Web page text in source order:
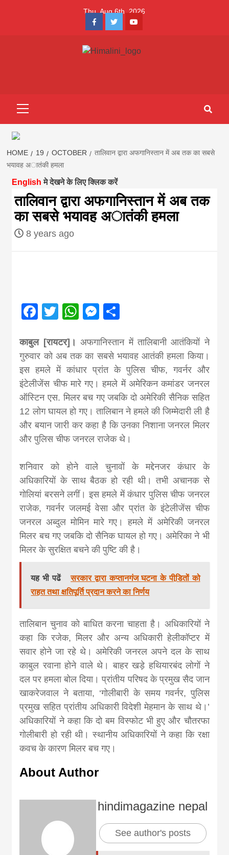
Thu. Aug 6th, 2026
FacebookTwitterYoutube
hindi
||madhesh
first hindi
magazine of
Nepal brings
from
news,
khabar
HOME 19 OCTOBER
तालिवान द्वारा अफगानिस्तान में अब तक का सबसे
भयावह अातंकी हमला
English मे देखने के लिए क्लिक करें
तालिवान द्वारा अफगानिस्तान में अब तक
का सबसे भयावह अातंकी हमला
8 years ago
Facebook
TwitterWhatsApp
Messenger
काबुल [रायटर]। अफगानिस्तान में तालिबानी आतंकियों ने
गुरुवार को अब तक का सबसे भयावह आतंकी हमला किया।
इस हमले में कांधार प्रांत के पुलिस चीफ, गवर्नर और
इंटेलीजेंस चीफ मारे गए। हमले में अमेरिकन कमांडर जनरल
ऑस्टिन एस. मिलर बच गए जबकि दो अमेरिकी सैनिक सहित
12 लोग घायल हो गए। तालिबान ने हमले की जिम्मेदारी ली है
और बयान जारी कर कहा है कि उनका निशाना जनरल मिलर
और पुलिस चीफ जनरल राजेक थे।
शनिवार को होने वाले चुनावों के मद्देनजर कंधार के
अधिकारियों के साथ बैठक हो रही थी। तभी अचानक से
गोलियां बरसने लगीं। इस हमले में कंधार पुलिस चीफ जनरल
राजेक, गवर्नर जलमई वेसा और प्रांत के इंटेलीजेंस चीफ
जनरल अब्दुल मोमिन मारे गए। हमले में अमेरिकी जनरल
मिलर बच गए जबकि दो सैनिक घायल हो गए। अमेरिका ने भी
मिलर के सुरक्षित बचने की पुष्टि की है।
यह भी पढें
सरकार द्वारा कप्तानगंज घटना के पीडि़तों को
राहत तथा क्षतिपूर्ति प्रदान करने का निर्णय
तालिबान चुनाव को बाधित करना चाहता है। अधिकारियों ने
कहा कि रजेक, मिलर और अन्य अधिकारी हेलीकॉप्टर में
सवार होने जा रहे थे। अमेरिकी जनरल अपने दल के साथ
काबुल रवाना होने वाले थे। बाहर खड़े हथियारबंद लोगों ने
दल पर हमला बोल दिया। प्रांतीय परिषद के प्रमुख सैद जान
खाकरेजवाल ने बताया, ‘गोलीबारी के समय गवर्नर, पुलिस
प्रमुख सहित प्रांतीय अधिकारी विदेशी मेहमान के साथ थे।’
अधिकारियों ने कहा कि दो बम विस्फोट भी हुए और चौतरफा
गोलीबारी हो रही थी। स्थानीय अधिकारियों ने कहा कि रक्षा
कवच के कारण मिलर बच गए।
About Author
hindimagazine nepal
See author's posts